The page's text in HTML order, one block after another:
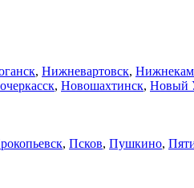
, Нижневартовск,
, Новошахтинск, Новый
, Псков, Пушкино,